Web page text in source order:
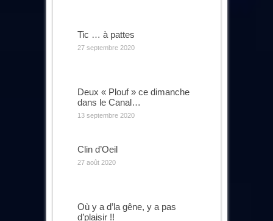
Tic … à pattes
27 septembre 2020
Deux « Plouf » ce dimanche
dans le Canal…
13 septembre 2020
Clin d’Oeil
27 août 2020
Où y a d’la gêne, y a pas
d’plaisir !!